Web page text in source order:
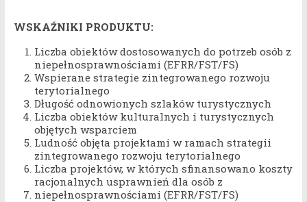
WSKAŹNIKI PRODUKTU:
Liczba obiektów dostosowanych do potrzeb osób z
niepełnosprawnościami (EFRR/FST/FS)
Wspierane strategie zintegrowanego rozwoju
terytorialnego
Długość odnowionych szlaków turystycznych
Liczba obiektów kulturalnych i turystycznych
objętych wsparciem
Ludność objęta projektami w ramach strategii
zintegrowanego rozwoju terytorialnego
Liczba projektów, w których sfinansowano koszty
racjonalnych usprawnień dla osób z
niepełnosprawnościami (EFRR/FST/FS)